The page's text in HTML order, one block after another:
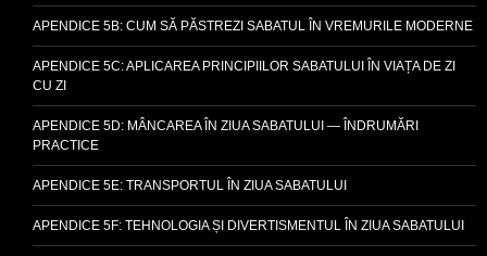
APENDICE 5B: CUM SĂ PĂSTREZI SABATUL ÎN VREMURILE MODERNE
APENDICE 5C: APLICAREA PRINCIPIILOR SABATULUI ÎN VIAȚA DE ZI
CU ZI
APENDICE 5D: MÂNCAREA ÎN ZIUA SABATULUI — ÎNDRUMĂRI
PRACTICE
APENDICE 5E: TRANSPORTUL ÎN ZIUA SABATULUI
APENDICE 5F: TEHNOLOGIA ȘI DIVERTISMENTUL ÎN ZIUA SABATULUI